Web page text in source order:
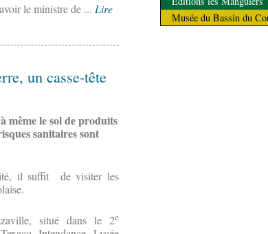
le ministre de ... Lire
un casse-tête
même le sol de produits
sanitaires sont
il suffit de visiter les
situé dans le 2e
Musée du Bassin du